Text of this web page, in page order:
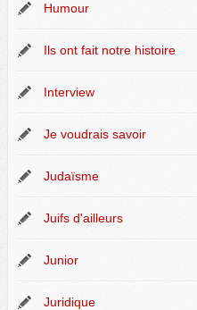
Humour
Ils ont fait notre histoire
Interview
Je voudrais savoir
Judaïsme
Juifs d'ailleurs
Junior
Juridique